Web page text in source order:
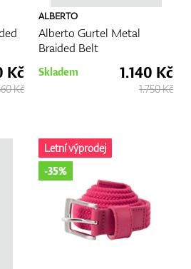
Kč
Kč
ALBERTO
Alberto Gurtel Metal
Braided Belt
Skladem 1.140 Kč
1.750 Kč
Letní výprodej
-35%